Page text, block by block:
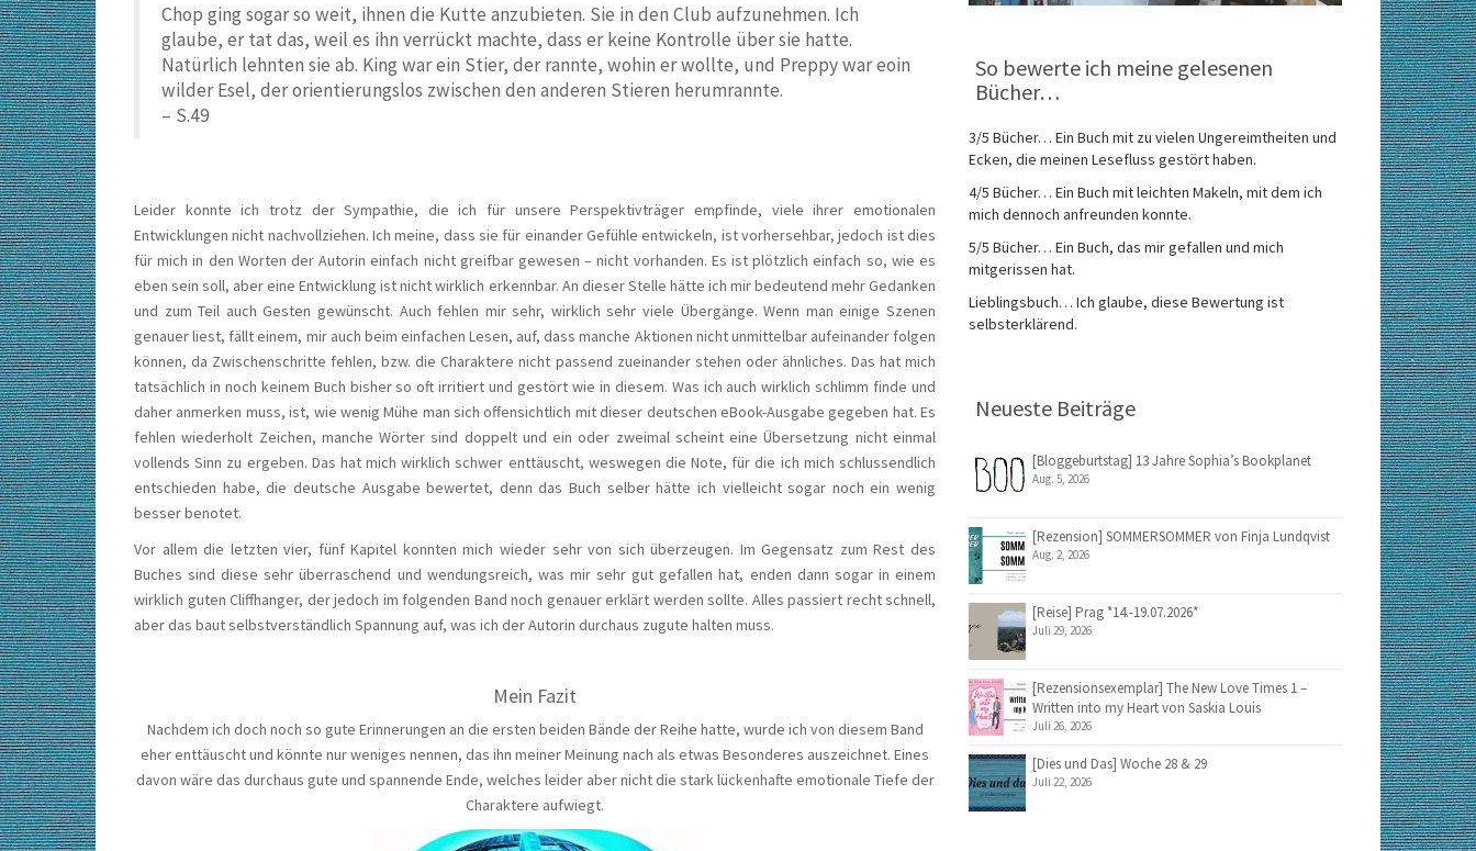
Chop ging sogar so weit, ihnen die Kutte anzubieten. Sie in den Club aufzunehmen. Ich
glaube, er tat das, weil es ihn verrückt machte, dass er keine Kontrolle über sie hatte.
Natürlich lehnten sie ab. King war ein Stier, der rannte, wohin er wollte, und Preppy war eoin
wilder Esel, der orientierungslos zwischen den anderen Stieren herumrannte.
– S.49
Leider konnte ich trotz der Sympathie, die ich für unsere Perspektivträger empfinde, viele ihrer emotionalen
Entwicklungen nicht nachvollziehen. Ich meine, dass sie für einander Gefühle entwickeln, ist vorhersehbar, jedoch ist dies
für mich in den Worten der Autorin einfach nicht greifbar gewesen – nicht vorhanden. Es ist plötzlich einfach so, wie es
eben sein soll, aber eine Entwicklung ist nicht wirklich erkennbar. An dieser Stelle hätte ich mir bedeutend mehr Gedanken
und zum Teil auch Gesten gewünscht. Auch fehlen mir sehr, wirklich sehr viele Übergänge. Wenn man einige Szenen
genauer liest, fällt einem, mir auch beim einfachen Lesen, auf, dass manche Aktionen nicht unmittelbar aufeinander folgen
können, da Zwischenschritte fehlen, bzw. die Charaktere nicht passend zueinander stehen oder ähnliches. Das hat mich
tatsächlich in noch keinem Buch bisher so oft irritiert und gestört wie in diesem. Was ich auch wirklich schlimm finde und
daher anmerken muss, ist, wie wenig Mühe man sich offensichtlich mit dieser deutschen eBook-Ausgabe gegeben hat. Es
fehlen wiederholt Zeichen, manche Wörter sind doppelt und ein oder zweimal scheint eine Übersetzung nicht einmal
vollends Sinn zu ergeben. Das hat mich wirklich schwer enttäuscht, weswegen die Note, für die ich mich schlussendlich
entschieden habe, die deutsche Ausgabe bewertet, denn das Buch selber hätte ich vielleicht sogar noch ein wenig
besser benotet.
Vor allem die letzten vier, fünf Kapitel konnten mich wieder sehr von sich überzeugen. Im Gegensatz zum Rest des
Buches sind diese sehr überraschend und wendungsreich, was mir sehr gut gefallen hat, enden dann sogar in einem
wirklich guten Cliffhanger, der jedoch im folgenden Band noch genauer erklärt werden sollte. Alles passiert recht schnell,
aber das baut selbstverständlich Spannung auf, was ich der Autorin durchaus zugute halten muss.
Mein Fazit
Nachdem ich doch noch so gute Erinnerungen an die ersten beiden Bände der Reihe hatte, wurde ich von diesem Band
eher enttäuscht und könnte nur weniges nennen, das ihn meiner Meinung nach als etwas Besonderes auszeichnet. Eines
davon wäre das durchaus gute und spannende Ende, welches leider aber nicht die stark lückenhafte emotionale Tiefe der
Charaktere aufwiegt.
So bewerte ich meine gelesenen
Bücher…
3/5 Bücher… Ein Buch mit zu vielen Ungereimtheiten und
Ecken, die meinen Lesefluss gestört haben.
4/5 Bücher… Ein Buch mit leichten Makeln, mit dem ich
mich dennoch anfreunden konnte.
5/5 Bücher… Ein Buch, das mir gefallen und mich
mitgerissen hat.
Lieblingsbuch… Ich glaube, diese Bewertung ist
selbsterklärend.
Neueste Beiträge
[Bloggeburtstag] 13 Jahre Sophia’s Bookplanet
Aug. 5, 2026
[Rezension] SOMMERSOMMER von Finja Lundqvist
Aug. 2, 2026
[Reise] Prag *14.-19.07.2026*
Juli 29, 2026
[Rezensionsexemplar] The New Love Times 1 –
Written into my Heart von Saskia Louis
Juli 26, 2026
[Dies und Das] Woche 28 & 29
Juli 22, 2026